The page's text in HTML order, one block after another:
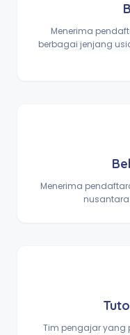
Menerima
berbagai jenjang
Menerima
Tim pengajar yang